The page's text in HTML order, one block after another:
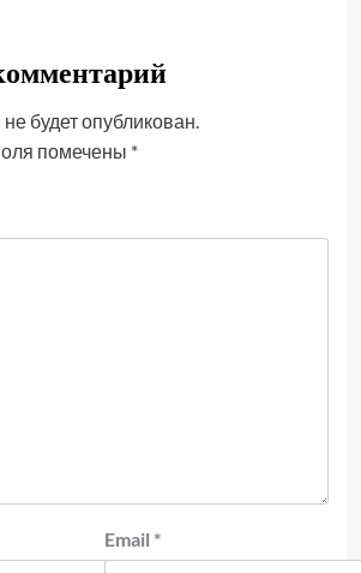
будет опубликован.
помечены *
Email *